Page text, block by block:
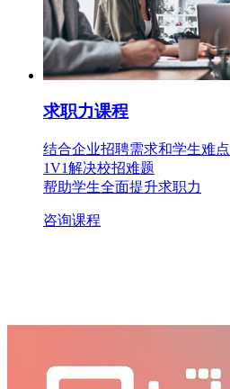
求职力课程
结合企业招聘需求和学生难点
1V1解决校招难题
帮助学生全面提升求职力
咨询课程